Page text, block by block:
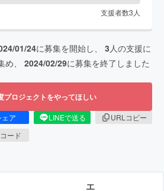
支援者数3 人
01/24に募集を開始し、 3 人の支援に
め、 2024/02/29に募集を終了しました
プロジェクトをやってほしい
ェア LINEで送る
URLコピー
ード
エ